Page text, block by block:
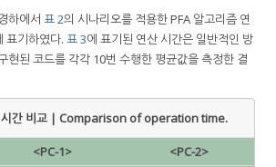
하에서 표 2의 시나리오를 적용한 PFA 알고리즘 연
표기하였다. 표 3에 표기된 연산 시간은 일반적인 방
현된 코드를 각각 10번 수행한 평균값을 측정한 결
시간 비교 | Comparison of operation time.
<PC-1>
<PC-2>